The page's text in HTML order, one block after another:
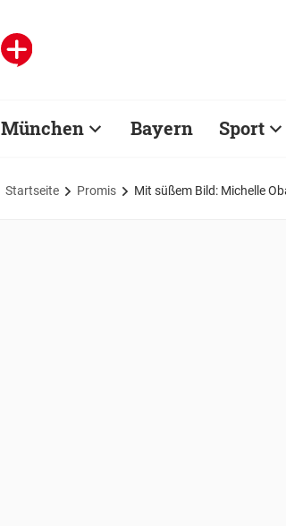
München Bayern Sport
Startseite Promis Mit süßem Bild: Michelle